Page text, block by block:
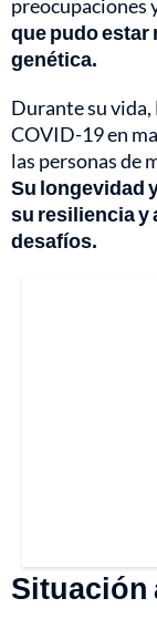
preocupaciones
que pudo estar
genética.
Durante su
COVID-19 en
las personas de
Su longevidad
su resiliencia y
desafíos.
Situación